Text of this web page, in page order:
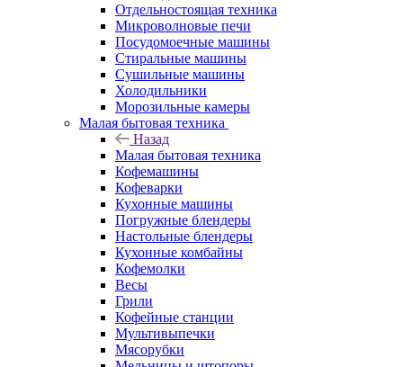
Отдельностоящая техника
Микроволновые печи
Посудомоечные машины
Стиральные машины
Сушильные машины
Холодильники
Морозильные камеры
Малая бытовая техника
Назад
Малая бытовая техника
Кофемашины
Кофеварки
Кухонные машины
Погружные блендеры
Настольные блендеры
Кухонные комбайны
Кофемолки
Весы
Грили
Кофейные станции
Мультивыпечки
Мясорубки